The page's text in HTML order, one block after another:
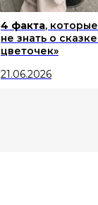
4 факта,
не знать о
цветочек»
21.06.2026